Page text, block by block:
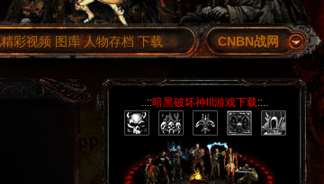
精彩视频 图库 人物存档 下载 CNBN战网
..::暗黑破坏神III游戏下载::..